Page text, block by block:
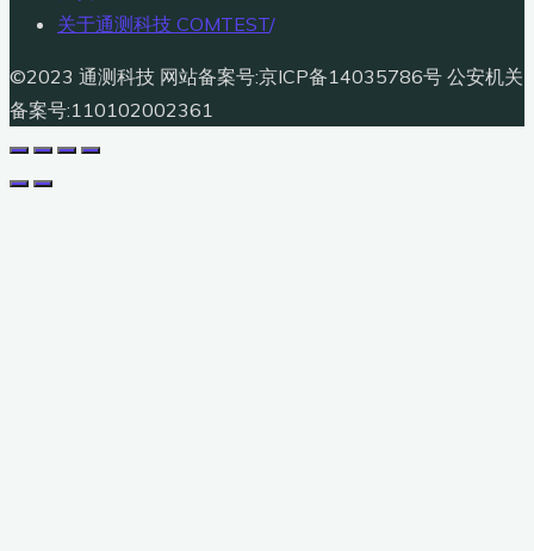
关于通测科技 COMTEST/
©2023 通测科技 网站备案号:京ICP备14035786号 公安机关
备案号:110102002361